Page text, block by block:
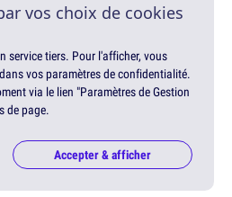
vos choix de cookies
service tiers. Pour l'afficher, vous
vos paramètres de confidentialité.
via le lien "Paramètres de Gestion
de page.
Accepter & afficher